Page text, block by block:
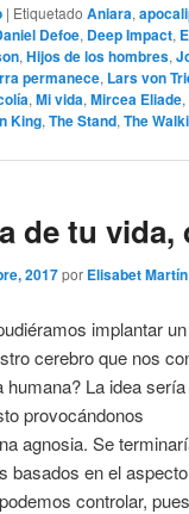
| Etiquetado Aniara,
Defoe, Deep Impact,
, Hijos de los hombres,
permanece, Lars von
, Mi vida, Mircea Eliade,
King, The Stand, The
de tu vida,
2017por Elisabet
implantar un
cerebro que nos
humana? La idea
provocándonos
agnosia. Se
basados en el
controlar,